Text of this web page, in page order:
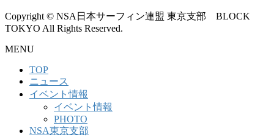
Copyright © NSA日本サーフィン連盟 東京支部 BLOCK
TOKYO All Rights Reserved.
MENU
TOP
ニュース
イベント情報
イベント情報
PHOTO
NSA東京支部